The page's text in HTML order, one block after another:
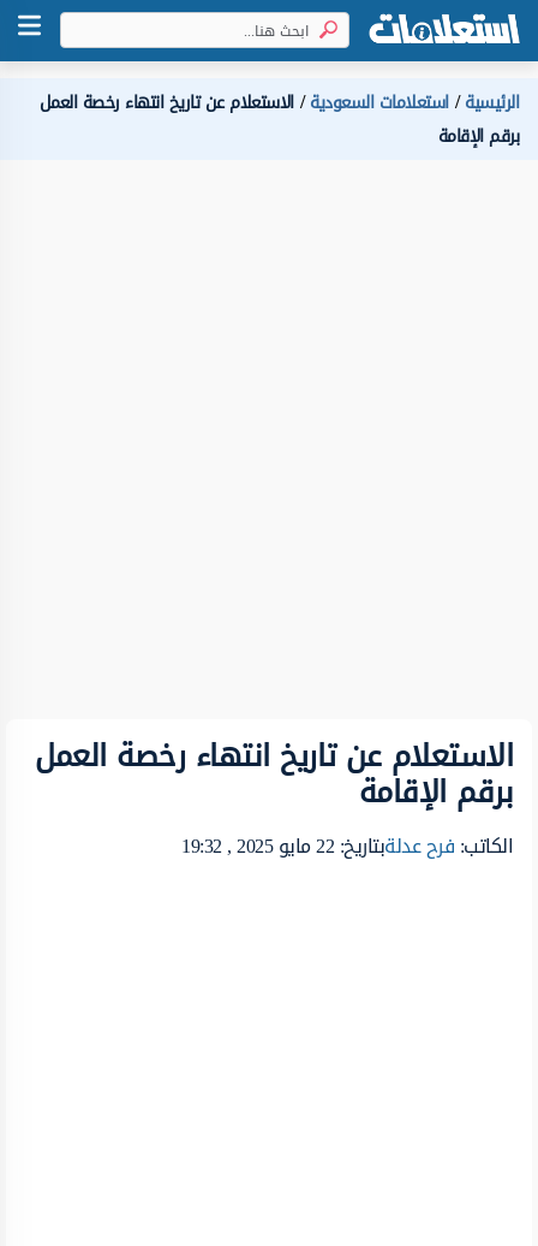
الرئيسية استعلامات السعودية الاستعلام عن تاريخ انتهاء رخصة العمل
برقم الإقامة
الاستعلام عن تاريخ انتهاء رخصة العمل
برقم الإقامة
الكاتب:فرح عدلةبتاريخ: 22 مايو 2025 , 19:32